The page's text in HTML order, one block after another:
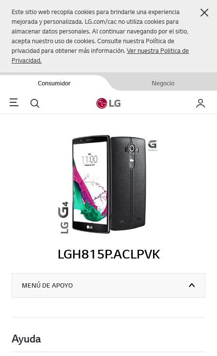
Este sitio web recopila cookies para brindarle una experiencia
mejorada y personalizada. LG.com/cac no utiliza cookies para
almacenar datos personales. Al continuar navegando por el sitio,
acepta nuestro uso de cookies. Consulte nuestra Política de
privacidad para obtener más información. Ver nuestra Politica de
Privacidad.
Consumidor Negocio
Menu Buscar Mi LG
LGH815P.ACLPVK
MENÚ DE APOYO
Ayuda